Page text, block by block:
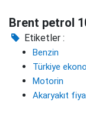
Brent petrol
Etiketler :
Benzin
Türkiye
Motorin
Akaryakıt